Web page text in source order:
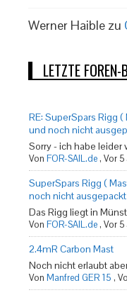
Werner Haible zu
LETZTE FOREN-
RE: SuperSpars Rigg
und noch nicht
Sorry - ich habe leider
Von FOR-SAIL.de, Vor 5
SuperSpars Rigg (
noch nicht ausgepackt
Das Rigg liegt in
Von FOR-SAIL.de, Vor 5
2.4mR Carbon Mast
Noch nicht erlaubt
Von Manfred GER 15 ,